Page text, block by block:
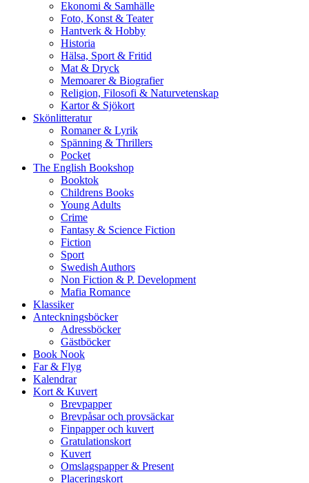
Ekonomi & Samhälle
Foto, Konst & Teater
Hantverk & Hobby
Historia
Hälsa, Sport & Fritid
Mat & Dryck
Memoarer & Biografier
Religion, Filosofi & Naturvetenskap
Kartor & Sjökort
Skönlitteratur
Romaner & Lyrik
Spänning & Thrillers
Pocket
The English Bookshop
Booktok
Childrens Books
Young Adults
Crime
Fantasy & Science Fiction
Fiction
Sport
Swedish Authors
Non Fiction & P. Development
Mafia Romance
Klassiker
Anteckningsböcker
Adressböcker
Gästböcker
Book Nook
Far & Flyg
Kalendrar
Kort & Kuvert
Brevpapper
Brevpåsar och provsäckar
Finpapper och kuvert
Gratulationskort
Kuvert
Omslagspapper & Present
Placeringskort